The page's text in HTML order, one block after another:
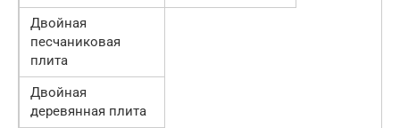
Двойная
песчаниковая
плита
Двойная
деревянная плита